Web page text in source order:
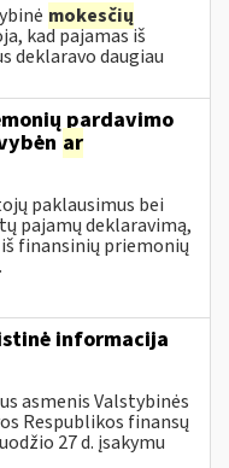
mokesčių
kad pajamas iš
deklaravo daugiau
pardavimo
ar
paklausimus bei
pajamų deklaravimą,
finansinių priemonių
informacija
asmenis Valstybinės
Respublikos finansų
27 d. įsakymu